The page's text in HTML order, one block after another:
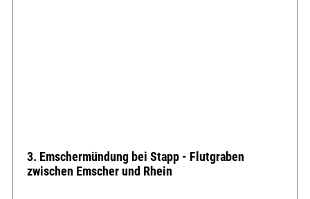
3. Emschermündung bei Stapp - Flutgraben
zwischen Emscher und Rhein